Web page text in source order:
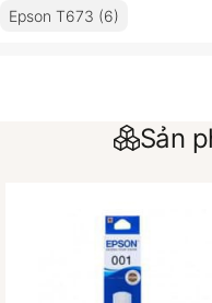
Epson T673 (6)
Sản